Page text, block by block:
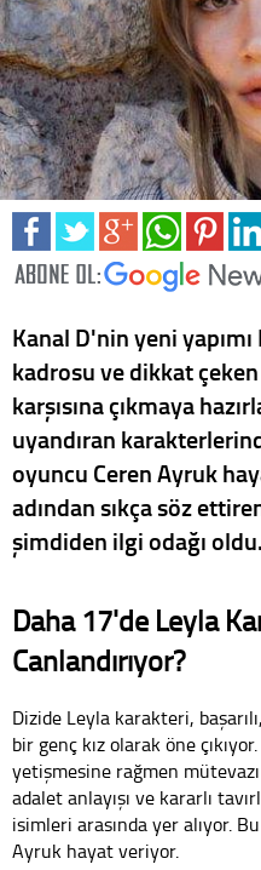
Kanal D'nin yeni
kadrosu ve dikkat
karşısına çıkmaya
uyandıran
oyuncu Ceren Ayruk
adından sıkça söz
şimdiden ilgi odağı oldu.
Daha 17'de Leyla
Canlandırıyor?
Dizide Leyla karakteri,
bir genç kız olarak öne
yetişmesine rağmen
adalet anlayışı ve kararlı
isimleri arasında yer alıyor.
Ayruk hayat veriyor.